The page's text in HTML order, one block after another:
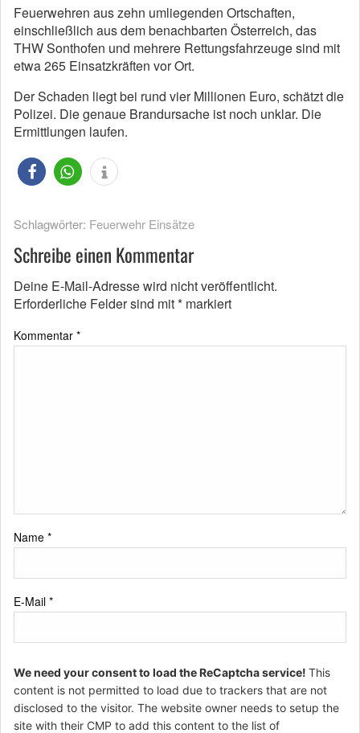
Feuerwehren aus zehn umliegenden Ortschaften,
einschließlich aus dem benachbarten Österreich, das
THW Sonthofen und mehrere Rettungsfahrzeuge sind mit
etwa 265 Einsatzkräften vor Ort.
Der Schaden liegt bei rund vier Millionen Euro, schätzt die
Polizei. Die genaue Brandursache ist noch unklar. Die
Ermittlungen laufen.
Schlagwörter: Feuerwehr Einsätze
Schreibe einen Kommentar
Deine E-Mail-Adresse wird nicht veröffentlicht.
Erforderliche Felder sind mit* markiert
Kommentar *
Name *
E-Mail *
We need your consent to load the ReCaptcha service! This
content is not permitted to load due to trackers that are not
disclosed to the visitor. The website owner needs to setup the
site with their CMP to add this content to the list of